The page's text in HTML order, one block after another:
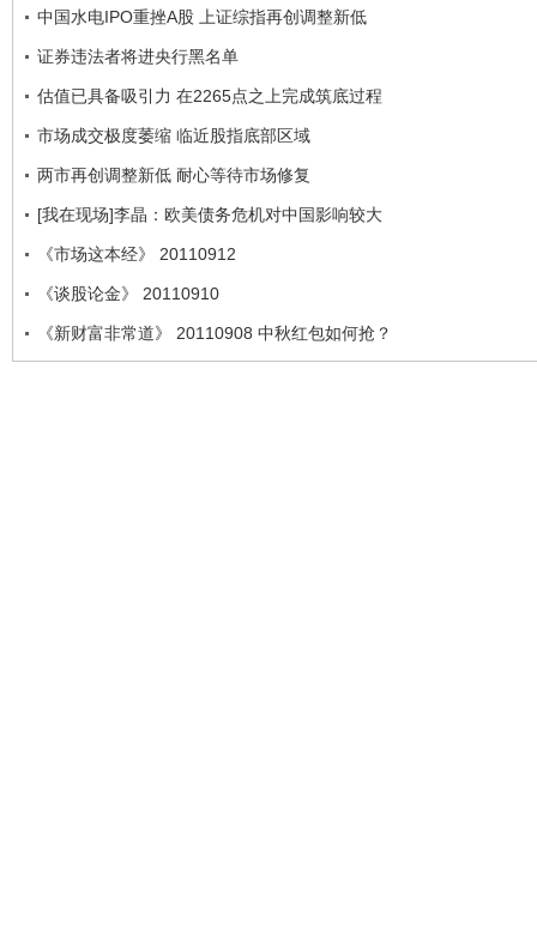
中国水电IPO重挫A股 上证综指再创调整新低
证券违法者将进央行黑名单
估值已具备吸引力 在2265点之上完成筑底过程
市场成交极度萎缩 临近股指底部区域
两市再创调整新低 耐心等待市场修复
[我在现场]李晶：欧美债务危机对中国影响较大
《市场这本经》 20110912
《谈股论金》 20110910
《新财富非常道》 20110908 中秋红包如何抢？